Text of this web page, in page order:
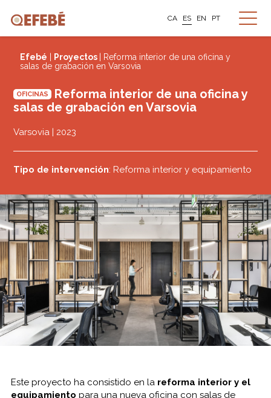
CA ES EN PT
Efebé Proyectos
| Reforma interior de una oficina y
salas de grabación en Varsovia
OFICINAS
Reforma interior de una oficina y
salas de grabación en Varsovia
Varsovia | 2023
Tipo de intervención: Reforma interior y equipamiento
Este proyecto ha consistido en la reforma interior y el
equipamiento para una nueva oficina con salas de